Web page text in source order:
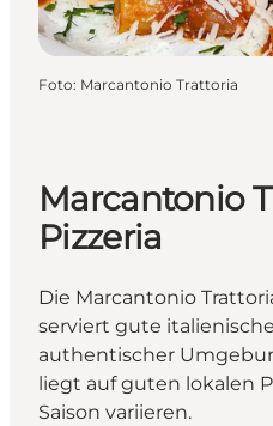
Foto: Marcantonio Trattoria
Marcantonio
Pizzeria
Die Marcantonio
serviert gute
authentischer
liegt auf guten lokalen
Saison variieren.